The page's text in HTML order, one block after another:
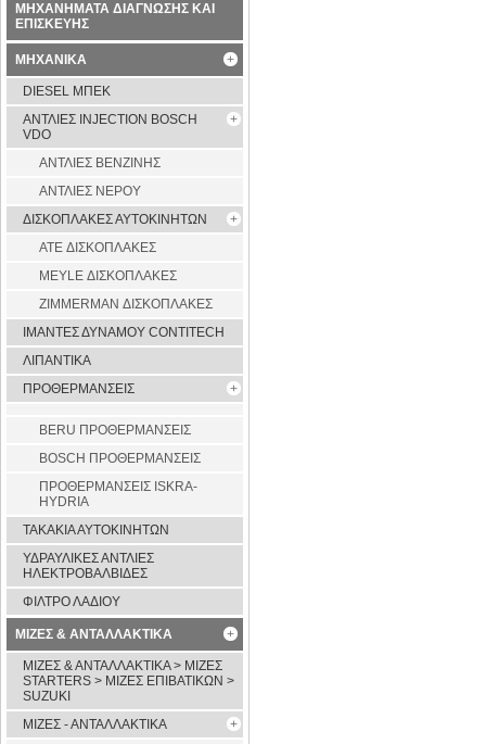
ΜΗΧΑΝΗΜΑΤΑ ΔΙΑΓΝΩΣΗΣ ΚΑΙ
ΕΠΙΣΚΕΥΗΣ
ΜΗΧΑΝΙΚΑ
DIESEL ΜΠΕΚ
ΑΝΤΛΙΕΣ INJECTION BOSCH
VDO
ΑΝΤΛΙΕΣ ΒΕΝΖΙΝΗΣ
ΑΝΤΛΙΕΣ ΝΕΡΟΥ
ΔΙΣΚΟΠΛΑΚΕΣ ΑΥΤΟΚΙΝΗΤΩΝ
ATE ΔΙΣΚΟΠΛΑΚΕΣ
MEYLE ΔΙΣΚΟΠΛΑΚΕΣ
ZIMMERMAN ΔΙΣΚΟΠΛΑΚΕΣ
ΙΜΑΝΤΕΣ ΔΥΝΑΜΟΥ CONTITECH
ΛΙΠΑΝΤΙΚΑ
ΠΡΟΘΕΡΜΑΝΣΕΙΣ
BERU ΠΡΟΘΕΡΜΑΝΣΕΙΣ
BOSCH ΠΡΟΘΕΡΜΑΝΣΕΙΣ
ΠΡΟΘΕΡΜΑΝΣΕΙΣ ISKRA-
HYDRIA
ΤΑΚΑΚΙΑ ΑΥΤΟΚΙΝΗΤΩΝ
ΥΔΡΑΥΛΙΚΕΣ ΑΝΤΛΙΕΣ
ΗΛΕΚΤΡΟΒΑΛΒΙΔΕΣ
ΦΙΛΤΡΟ ΛΑΔΙΟΥ
ΜΙΖΕΣ & ΑΝΤΑΛΛΑΚΤΙΚΑ
ΜΙΖΕΣ & ΑΝΤΑΛΛΑΚΤΙΚΑ > ΜΙΖΕΣ
STARTERS > ΜΙΖΕΣ ΕΠΙΒΑΤΙΚΩΝ >
SUZUKI
ΜΙΖΕΣ - ΑΝΤΑΛΛΑΚΤΙΚΑ